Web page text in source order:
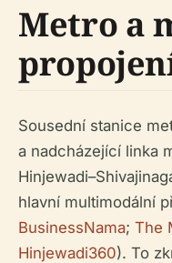
Metro a
Sousední stanice
a nadcházející linka
hlavní multimodální
BusinessNama; The
Hinjewadi360). To